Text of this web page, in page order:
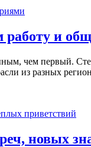
и
чем первый.
из разных
новых